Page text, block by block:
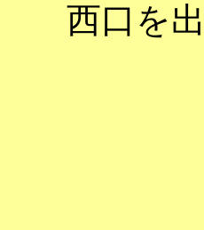
西口を